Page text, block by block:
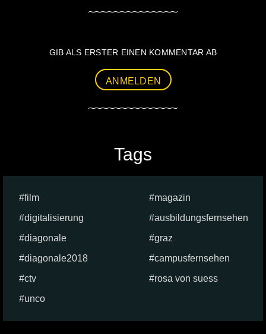
GIB ALS ERSTER EINEN KOMMENTAR AB
ANMELDEN
Tags
film
magazin
digitalisierung
ausbildungsfernsehen
diagonale
graz
diagonale2018
campusfernsehen
ctv
rosa von suess
unco